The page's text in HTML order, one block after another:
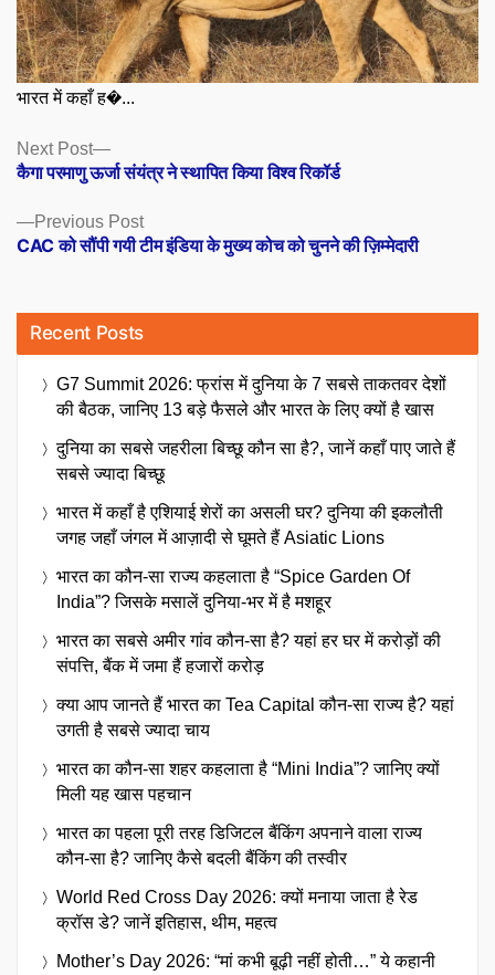
भारत में कहाँ ह�...
Posts
navigation
Previous PostPrevious
post:
CAC को सौंपी गयी टीम इंडिया के मुख्य कोच को चुनने की ज़िम्मेदारी
Next Post
Next
post:
कैगा परमाणु ऊर्जा संयंत्र ने स्थापित किया विश्व रिकॉर्ड
Recent Posts
G7 Summit 2026: फ्रांस में दुनिया के 7 सबसे ताकतवर देशों
की बैठक, जानिए 13 बड़े फैसले और भारत के लिए क्यों है खास
दुनिया का सबसे जहरीला बिच्छू कौन सा है?, जानें कहाँ पाए जाते हैं
सबसे ज्यादा बिच्छू
भारत में कहाँ है एशियाई शेरों का असली घर? दुनिया की इकलौती
जगह जहाँ जंगल में आज़ादी से घूमते हैं Asiatic Lions
भारत का कौन-सा राज्य कहलाता है “Spice Garden Of
India”? जिसके मसालें दुनिया-भर में है मशहूर
भारत का सबसे अमीर गांव कौन-सा है? यहां हर घर में करोड़ों की
संपत्ति, बैंक में जमा हैं हजारों करोड़
क्या आप जानते हैं भारत का Tea Capital कौन-सा राज्य है? यहां
उगती है सबसे ज्यादा चाय
भारत का कौन-सा शहर कहलाता है “Mini India”? जानिए क्यों
मिली यह खास पहचान
भारत का पहला पूरी तरह डिजिटल बैंकिंग अपनाने वाला राज्य
कौन-सा है? जानिए कैसे बदली बैंकिंग की तस्वीर
World Red Cross Day 2026: क्यों मनाया जाता है रेड
क्रॉस डे? जानें इतिहास, थीम, महत्व
Mother’s Day 2026: “मां कभी बूढ़ी नहीं होती…” ये कहानी